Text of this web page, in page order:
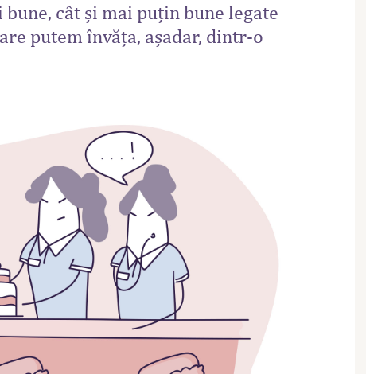
cât și mai puțin bune legate
putem învăța, așadar, dintr-o